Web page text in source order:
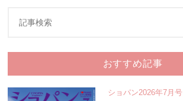
おすすめ記事
ショパン2026年7月号